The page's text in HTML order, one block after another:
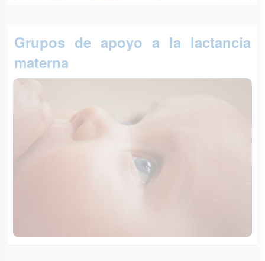
Grupos de apoyo a la lactancia
materna